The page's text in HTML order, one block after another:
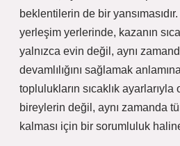
beklentilerin de bir
yerleşim yerlerinde, kazanın
yalnızca evin değil, aynı
devamlılığını sağlamak
toplulukların sıcaklık
bireylerin değil, aynı zamanda
kalması için bir sorumluluk